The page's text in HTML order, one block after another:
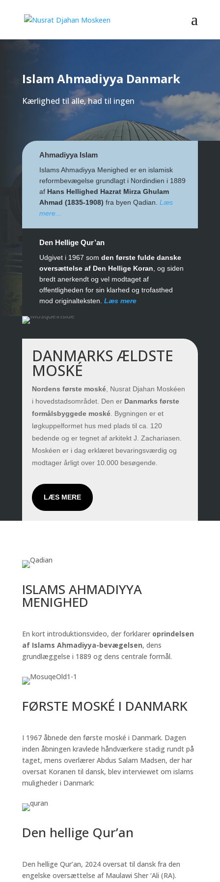
Islam Ahmadiyya Danmark
Kærlighed til alle, had til ingen
Ahmadiyya Islam
Islams Ahmadiyya Menighed er en islamisk
reformbevægelse grundlagt i Nordindien i 1889
af Hans Hellighed Hazrat Mirza Ghulam
Ahmad (1835-1908) fra byen Qadian. Læs
mere...
Den Hellige Qur’an
Udgivet i 1967 som den første fulde danske
oversættelse af Den Hellige Koran , og siden
bredt anerkendt og vel modtaget af
offentligheden for sin klarhed og trofasthed
mod originalteksten. Læs mere
DANMARKS ÆLDSTE
MOSKÉ
Nordens første moské, Nusrat Djahan Moskéen
i hovedstadsområdet. Den er Danmarks første
formålsbyggede moské. Bygningen er et
løgkuppelformet hus med plads til ca. 120
bedende og er tegnet af arkitekt J. Zachariasen.
Moskéen er i dag erklæret bevaringsværdig og
modtager årligt over 10.000 besøgende.
LÆS MERE
ISLAMS AHMADIYYA
MENIGHED
En kort introduktionsvideo, der forklarer oprindelsen
af Islams Ahmadiyya-bevægelsen, dens
grundlæggelse i 1889 og dens centrale formål.
FØRSTE MOSKÉ I DANMARK
I 1967 åbnede den første moské i Danmark. Dagen
inden åbningen kravlede håndværkere stadig rundt på
taget, mens overlærer Abdus Salam Madsen, der har
oversat Koranen til dansk, blev interviewet om islams
muligheder i Danmark:
Den hellige Qur’an
Den hellige Qur’an, 2024 oversat til dansk fra den
engelske oversættelse af Maulawi Sher ‘Ali (RA).